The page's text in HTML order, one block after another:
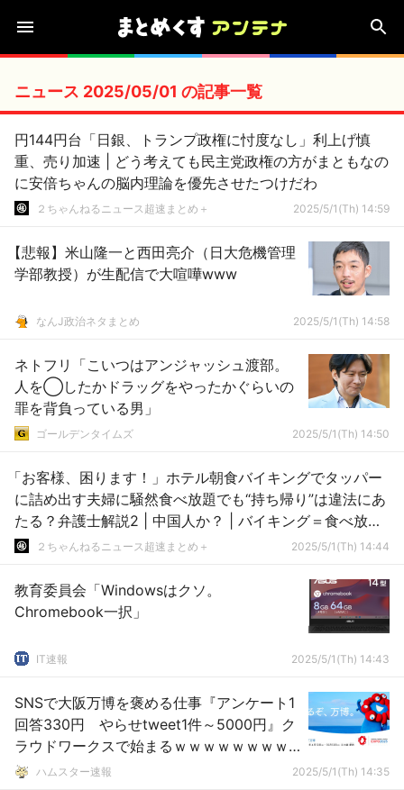
ニュース 2025/05/01 の記事一覧
円144円台「日銀、トランプ政権に忖度なし」利上げ慎
重、売り加速 | どう考えても民主党政権の方がまともなの
に安倍ちゃんの脳内理論を優先させたつけだわ
２ちゃんねるニュース超速まとめ＋ 2025/5/1(Th) 14:59
【悲報】米山隆一と西田亮介（日大危機管理
学部教授）が生配信で大喧嘩www
なんJ政治ネタまとめ 2025/5/1(Th) 14:58
ネトフリ「こいつはアンジャッシュ渡部。
人を◯したかドラッグをやったかぐらいの
罪を背負っている男」
ゴールデンタイムズ 2025/5/1(Th) 14:50
「お客様、困ります！」ホテル朝食バイキングでタッパー
に詰め出す夫婦に騒然食べ放題でも“持ち帰り”は違法にあ
たる？弁護士解説2 | 中国人か？ | バイキング＝食べ放
題・取り放題
２ちゃんねるニュース超速まとめ＋ 2025/5/1(Th) 14:44
教育委員会「Windowsはクソ。
Chromebook一択」
IT速報 2025/5/1(Th) 14:43
SNSで大阪万博を褒める仕事『アンケート1
回答330円 やらせtweet1件～5000円』ク
ラウドワークスで始まるｗｗｗｗｗｗｗｗ
ｗ ハムスター速報 2025/5/1(Th) 14:35